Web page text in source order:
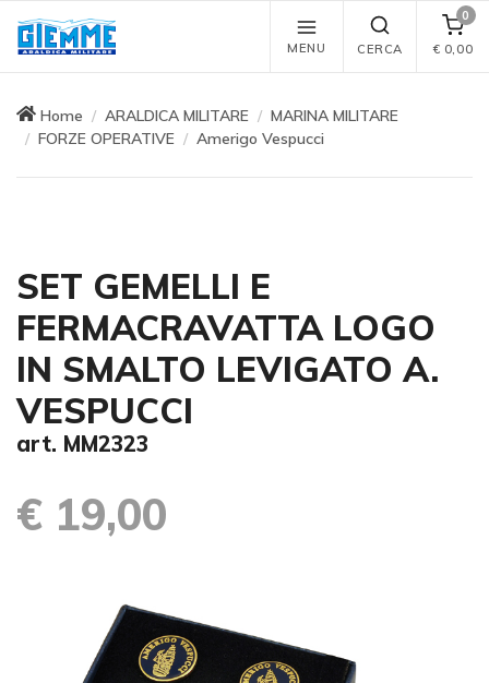
MENU CERCA
0
€ 0,00
Home ARALDICA MILITARE
MARINA MILITARE
FORZE OPERATIVE
Amerigo Vespucci
SET GEMELLI E
FERMACRAVATTA LOGO
IN SMALTO LEVIGATO A.
VESPUCCI
art. MM2323
€ 19,00